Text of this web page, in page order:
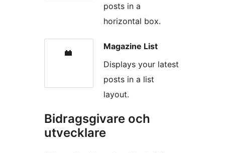
posts in a
horizontal box.
Magazine List
Displays your latest
posts in a list
layout.
Bidragsgivare och
utvecklare